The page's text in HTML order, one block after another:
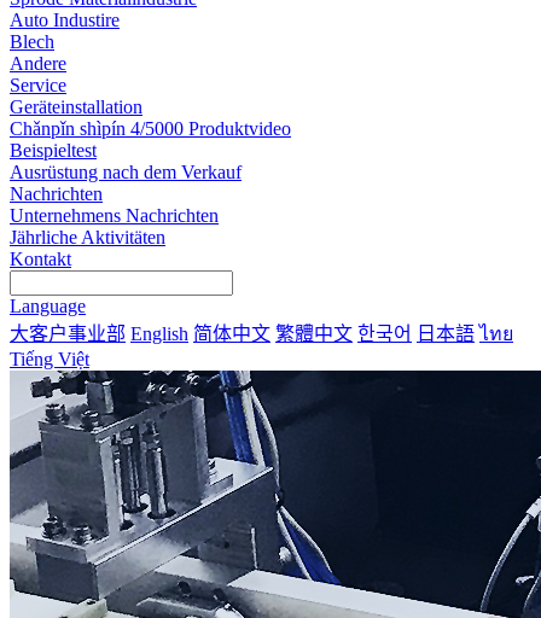
Auto Industire
Blech
Andere
Service
Geräteinstallation
Chǎnpǐn shìpín 4/5000 Produktvideo
Beispieltest
Ausrüstung nach dem Verkauf
Nachrichten
Unternehmens Nachrichten
Jährliche Aktivitäten
Kontakt
Language
大客户事业部 English 简体中文 繁體中文 한국어 日本語 ไทย
Tiếng Việt